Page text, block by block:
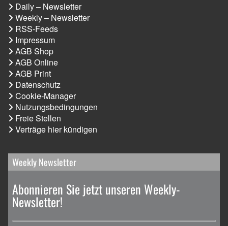
Daily – Newsletter
Weekly – Newsletter
RSS-Feeds
Impressum
AGB Shop
AGB Online
AGB Print
Datenschutz
Cookie-Manager
Nutzungsbedingungen
Freie Stellen
Verträge hier kündigen
Weekly Newsletter
Abonnieren Sie jetzt unseren Weekly-
Newsletter!